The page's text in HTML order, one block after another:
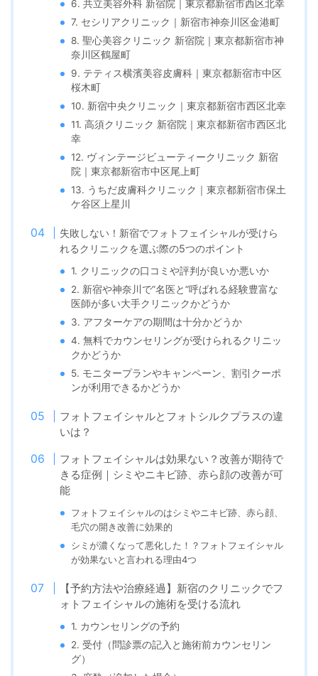
6. 共立美容外科 新宿院｜東京都新宿市西区北幸
7. セシリアクリニック｜新宿市神奈川区金港町
8. 聖心美容クリニック 新宿院｜東京都新宿市神
奈川区鶴屋町
9. テティス横濱美容皮膚科｜東京都新宿市中区
桜木町
10. 新宿中央クリニック｜東京都新宿市西区北幸
11. 高須クリニック 新宿院｜東京都新宿市西区北
幸
12. ヴィンテージビューティークリニック 新宿
院｜東京都新宿市中区尾上町
13. うちだ皮膚科クリニック｜東京都新宿市保土
ケ谷区上星川
失敗しない！新宿でフォトフェイシャルが受けら
れるクリニックを選ぶ際の5つのポイント
1. クリニックの口コミや評判が良いか悪いか
2. 新宿や神奈川で”名医と”呼ばれる経験豊富な
医師が多い大手クリニックかどうか
3. アフターケアの期間は十分かどうか
4. 無料でカウンセリングが受けられるクリニッ
クかどうか
5. モニタープランやキャンペーン、割引クーポ
ンが利用できるかどうか
フォトフェイシャルとフォトシルクプラスの違
いは？
フォトフェイシャルは効果ない？改善が期待で
きる症例｜シミやニキビ跡、赤ら顔の改善が可
能
フォトフェイシャルのはシミやニキビ跡、赤ら顔、
毛穴の開き改善に効果的
シミが濃くなって悪化した！？フォトフェイシャル
が効果ないと言われる理由4つ
【予約方法や治療経過】新宿のクリニックでフ
ォトフェイシャルの施術を受ける流れ
1. カウンセリングの予約
2. 受付（問診票の記入と施術前カウンセリン
グ）